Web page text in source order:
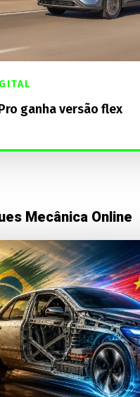
ganha versão flex
Mecânica Online